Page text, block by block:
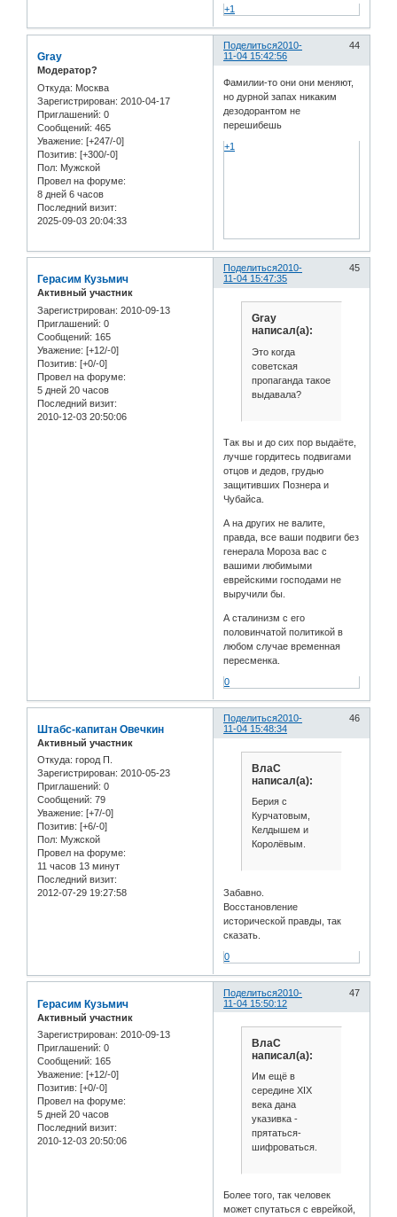
+1
Поделиться 44
2010-
11-04 15:42:56
Gray
Модератор?
Откуда: Москва
Зарегистрирован: 2010-04-17
Приглашений: 0
Сообщений: 465
Уважение: [+247/-0]
Позитив: [+300/-0]
Пол: Мужской
Провел на форуме:
8 дней 6 часов
Последний визит:
2025-09-03 20:04:33
Фамилии-то они они меняют,
но дурной запах никаким
дезодорантом не
перешибешь
+1
Поделиться 45
2010-
11-04 15:47:35
Герасим Кузьмич
Активный участник
Зарегистрирован: 2010-09-13
Приглашений: 0
Сообщений: 165
Уважение: [+12/-0]
Позитив: [+0/-0]
Провел на форуме:
5 дней 20 часов
Последний визит:
2010-12-03 20:50:06
Gray
написал(а):
Это когда
советская
пропаганда такое
выдавала?
Так вы и до сих пор выдаёте,
лучше гордитесь подвигами
отцов и дедов, грудью
защитивших Познера и
Чубайса.
А на других не валите,
правда, все ваши подвиги без
генерала Мороза вас с
вашими любимыми
еврейскими господами не
выручили бы.
А сталинизм с его
половинчатой политикой в
любом случае временная
пересменка.
0
Поделиться 46
2010-
11-04 15:48:34
Штабс-капитан Овечкин
Активный участник
Откуда: город П.
Зарегистрирован: 2010-05-23
Приглашений: 0
Сообщений: 79
Уважение: [+7/-0]
Позитив: [+6/-0]
Пол: Мужской
Провел на форуме:
11 часов 13 минут
Последний визит:
2012-07-29 19:27:58
ВлаС
написал(а):
Берия с
Курчатовым,
Келдышем и
Королёвым.
Забавно.
Восстановление
исторической правды, так
сказать.
0
Поделиться 47
2010-
11-04 15:50:12
Герасим Кузьмич
Активный участник
Зарегистрирован: 2010-09-13
Приглашений: 0
Сообщений: 165
Уважение: [+12/-0]
Позитив: [+0/-0]
Провел на форуме:
5 дней 20 часов
Последний визит:
2010-12-03 20:50:06
ВлаС
написал(а):
Им ещё в
середине ХIХ
века дана
указивка -
прятаться-
шифроваться.
Более того, так человек
может спутаться с еврейкой,